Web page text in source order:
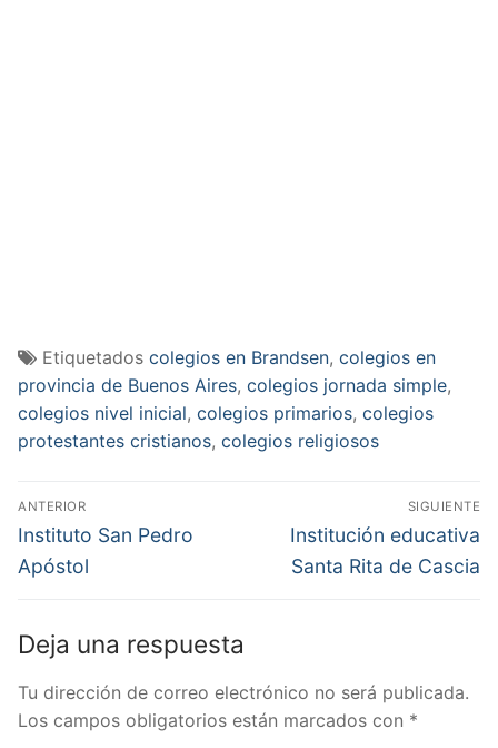
Etiquetados colegios en Brandsen, colegios en
provincia de Buenos Aires, colegios jornada simple,
colegios nivel inicial, colegios primarios, colegios
protestantes cristianos, colegios religiosos
Navegación
de
entradas
ANTERIOR
Entrada
anterior:
Instituto San Pedro
Apóstol
SIGUIENTE
Entrada
siguiente:
Institución educativa
Santa Rita de Cascia
Deja una respuesta
Tu dirección de correo electrónico no será publicada.
Los campos obligatorios están marcados con *